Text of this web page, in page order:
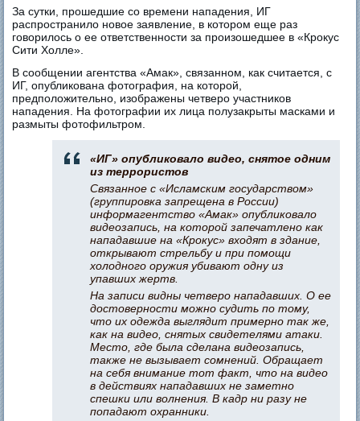
За сутки, прошедшие со времени нападения, ИГ
распространило новое заявление, в котором еще раз
говорилось о ее ответственности за произошедшее в «Крокус
Сити Холле».
В сообщении агентства «Амак», связанном, как считается, с
ИГ, опубликована фотография, на которой,
предположительно, изображены четверо участников
нападения. На фотографии их лица полузакрыты масками и
размыты фотофильтром.
«ИГ» опубликовало видео, снятое одним
из террористов
Связанное с «Исламским государством»
(группировка запрещена в России)
информагентство «Амак» опубликовало
видеозапись, на которой запечатлено как
нападавшие на «Крокус» входят в здание,
открывают стрельбу и при помощи
холодного оружия убивают одну из
упавших жертв.
На записи видны четверо нападавших. О ее
достоверности можно судить по тому,
что их одежда выглядит примерно так же,
как на видео, снятых свидетелями атаки.
Место, где была сделана видеозапись,
также не вызывает сомнений. Обращает
на себя внимание тот факт, что на видео
в действиях нападавших не заметно
спешки или волнения. В кадр ни разу не
попадают охранники.